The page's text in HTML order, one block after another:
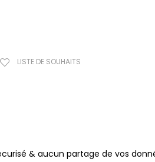
LISTE DE SOUHAITS
& aucun partage de vos